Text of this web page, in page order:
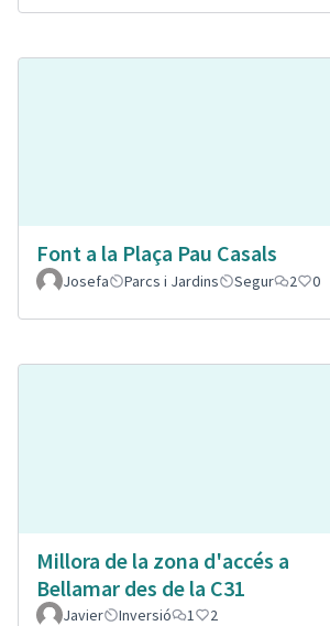
Font a la Plaça Pau Casals
Josefa
Parcs i Jardins Segur 2 0
Millora de la zona d'accés a
Bellamar des de la C31
Javier Inversió 1 2